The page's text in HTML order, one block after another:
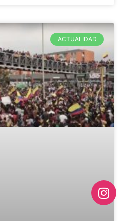
ACTUALIDAD